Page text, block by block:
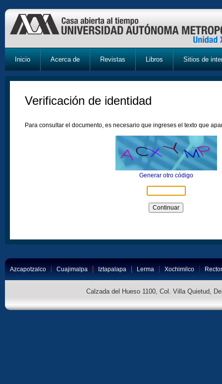
Inicio Acerca de Revistas Libros Sitios de
Verificación de identidad
Para consultar el documento, es necesario que ingreses el texto que
Generar otro código
Azcapotzalco Cuajimalpa Iztapalapa Lerma Xochimilco
Calzada del Hueso 1100, Col. Villa Quietud,